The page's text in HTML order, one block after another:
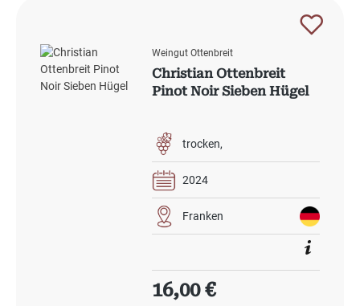
Weingut Ottenbreit
Christian Ottenbreit
Pinot Noir Sieben Hügel
trocken
2024
Franken
Regulärer Preis:
16,00 €